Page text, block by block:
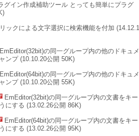
グイン作成補助ツール とっても簡単にプラグ
ックによる文字選択に検索機能を付加 (14.12.1
EmEditor(32bit)の同一グループ内の他のドキュメ
ンプ (10.10.20公開 50K)
EmEditor(64bit)の同一グループ内の他のドキュメ
ンプ (10.10.20公開 55K)
EmEditor(32bit)の同一グループ内の文書をキー
にする (13.02.26公開 86K)
EmEditor(64bit)の同一グループ内の文書をキー
にする (13.02.26公開 95K)